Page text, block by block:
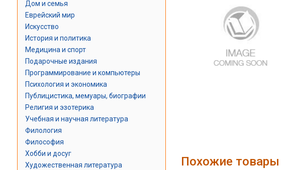
Дом и семья
Еврейский мир
Искусство
История и политика
Медицина и спорт
Подарочные издания
Программирование и компьютеры
Психология и экономика
Публицистика, мемуары, биографии
Религия и эзотерика
Учебная и научная литература
Филология
Философия
Хобби и досуг
Художественная литература
Похожие товары